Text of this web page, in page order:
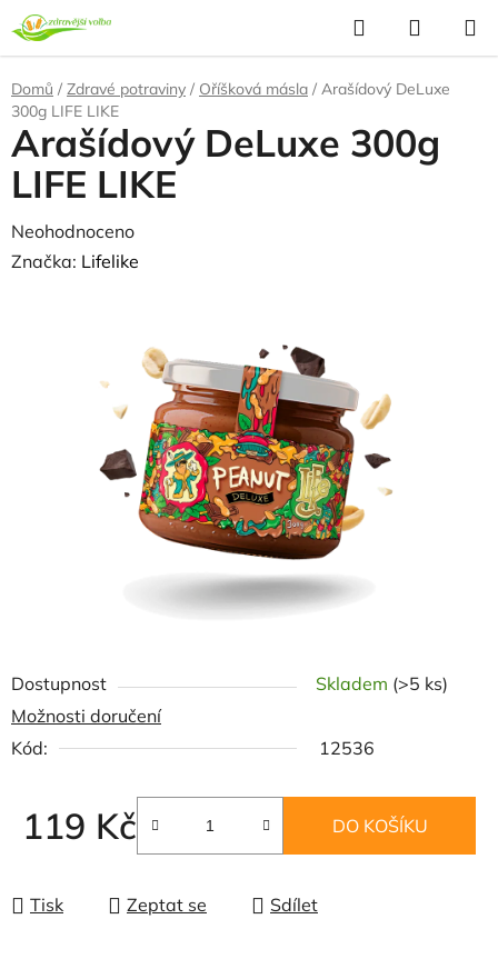
Přejít
na
obsah
Hledat
KOŠÍK
Domů / Zdravé potraviny / Oříšková másla / Arašídový DeLuxe
300g LIFE LIKE
Dostupnost Skladem (>5 ks)
Možnosti doručení
Kód:
12536
119 Kč DO KOŠÍKU
Tisk Zeptat se Sdílet
Arašídový DeLuxe 300g
LIFE LIKE
Průměrné
hodnocení
Neohodnoceno
Značka: Lifelike